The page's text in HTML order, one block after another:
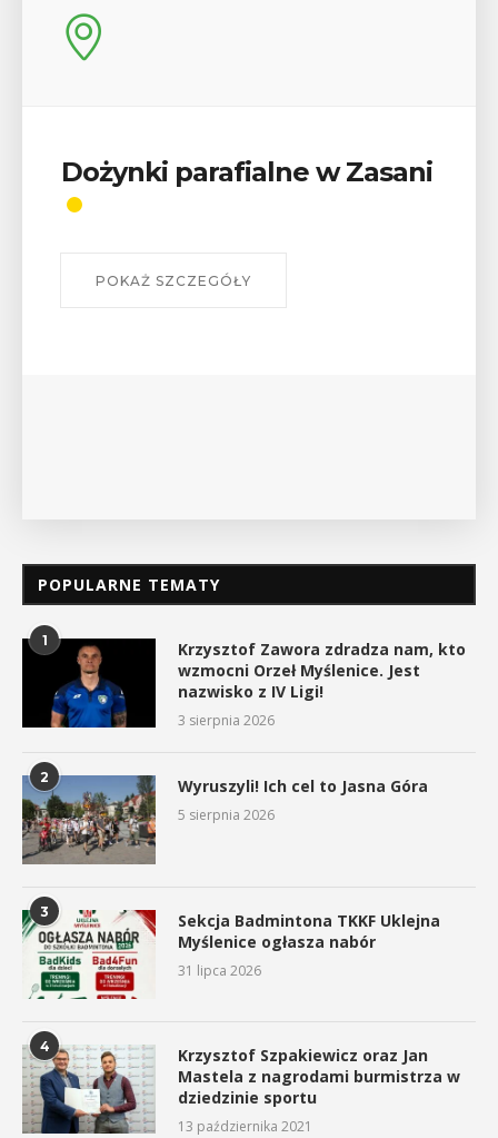
Wykład „Jak zdobyć
odznaki na myślenickich
W środę 12 sierpnia o godz. 17 w Miejskiej
POPULARNE TEMATY
1
Krzysztof Zawora zdradza nam, kto
wzmocni Orzeł Myślenice. Jest
nazwisko z IV Ligi!
3 sierpnia 2026
2 Wyruszyli! Ich cel to Jasna Góra
5 sierpnia 2026
3
Sekcja Badmintona TKKF Uklejna
Myślenice ogłasza nabór
31 lipca 2026
4
Krzysztof Szpakiewicz oraz Jan
Mastela z nagrodami burmistrza w
dziedzinie sportu
13 października 2021